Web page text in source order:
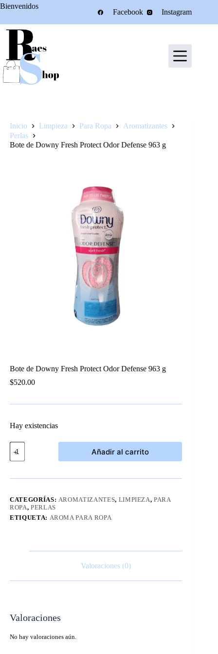
Saltar
Bienvenidos
Facebook Instagram
Inicio Limpieza Para Ropa
Aromatizantes
Perlas
Bote de Downy Fresh Protect Odor Defense 963 g
Bote de Downy Fresh Protect Odor Defense 963 g
$520.00
Hay existencias
Bote
de
Downy
Protect
963
g
cantidad
Añadir al carrito
CATEGORÍAS: AROMATIZANTES, LIMPIEZA,PARA
ROPA, PERLAS
ETIQUETA: AROMA PARA ROPA
Valoraciones (0)
Valoraciones
No hay valoraciones aún.